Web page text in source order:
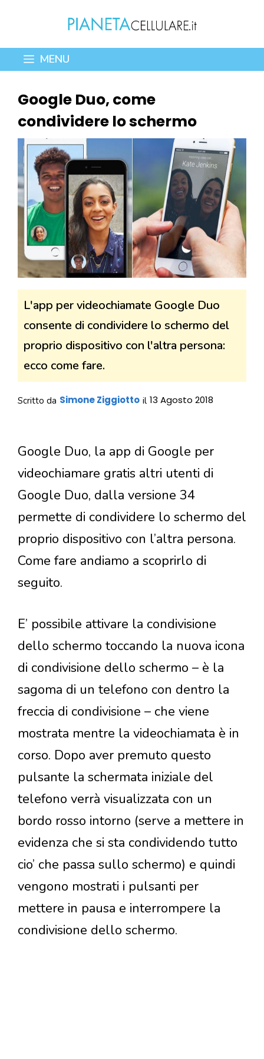
contenuto
MENU
Google Duo, come
condividere lo schermo
L'app per videochiamate Google Duo
consente di condividere lo schermo del
proprio dispositivo con l'altra persona:
ecco come fare.
Scritto da Simone Ziggiotto il 13 Agosto 2018
Google Duo, la app di Google per
videochiamare gratis altri utenti di
Google Duo, dalla versione 34
permette di condividere lo schermo del
proprio dispositivo con l’altra persona.
Come fare andiamo a scoprirlo di
seguito.
E’ possibile attivare la condivisione
dello schermo toccando la nuova icona
di condivisione dello schermo – è la
sagoma di un telefono con dentro la
freccia di condivisione – che viene
mostrata mentre la videochiamata è in
corso. Dopo aver premuto questo
pulsante la schermata iniziale del
telefono verrà visualizzata con un
bordo rosso intorno (serve a mettere in
evidenza che si sta condividendo tutto
cio’ che passa sullo schermo) e quindi
vengono mostrati i pulsanti per
mettere in pausa e interrompere la
condivisione dello schermo.